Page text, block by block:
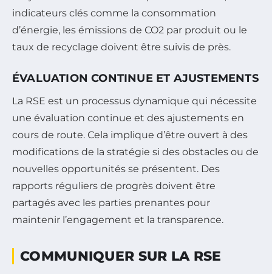
indicateurs clés comme la consommation
d’énergie, les émissions de CO2 par produit ou le
taux de recyclage doivent être suivis de près.
ÉVALUATION CONTINUE ET AJUSTEMENTS
La RSE est un processus dynamique qui nécessite
une évaluation continue et des ajustements en
cours de route. Cela implique d’être ouvert à des
modifications de la stratégie si des obstacles ou de
nouvelles opportunités se présentent. Des
rapports réguliers de progrès doivent être
partagés avec les parties prenantes pour
maintenir l’engagement et la transparence.
COMMUNIQUER SUR LA RSE